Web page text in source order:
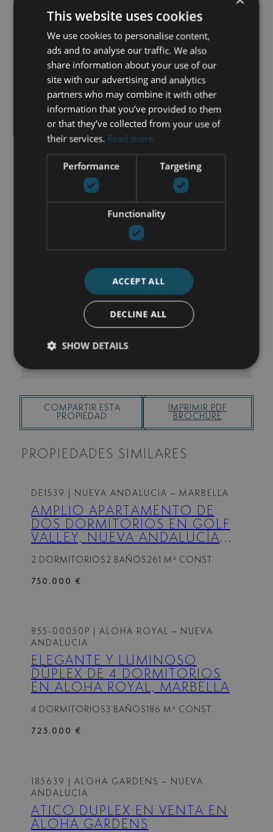
María Cazorla
+34 625 98 66 26
maria@luxurylivingmarbella.com
Acepto la
Política de privacidad
Acepto recibir información por
ENVIAR
COMPARTIR ESTA
PROPIEDAD
IMPRIMIR PDF
BROCHURE
PROPIEDADES SIMILARES
DE1539 | NUEVA ANDALUCIA – MARBELLA
AMPLIO APARTAMENTO DE
DOS DORMITORIOS EN GOLF
VALLEY, NUEVA ANDALUCÍA
2 DORMITORIOS 2 BAÑOS 261 M² CONST.
750.000 €
855-00050P
| ALOHA ROYAL – NUEVA
ANDALUCIA
ELEGANTE Y LUMINOSO
DÚPLEX DE 4 DORMITORIOS
EN ALOHA ROYAL, MARBELLA
4 DORMITORIOS3 BAÑOS 186 M² CONST.
725.000 €
185639
| ALOHA GARDENS – NUEVA
ANDALUCIA
ÁTICO DÚPLEX EN VENTA EN
ALOHA GARDENS
This website uses cookies
We use cookies to personalise content,
ads and to analyse our traffic. We also
share information about your use of our
site with our advertising and analytics
partners who may combine it with other
information that you’ve provided to them
or that they’ve collected from your use of
their services. Read more
Performance Targeting
Functionality
ACCEPT ALL
DECLINE ALL
SHOW DETAILS